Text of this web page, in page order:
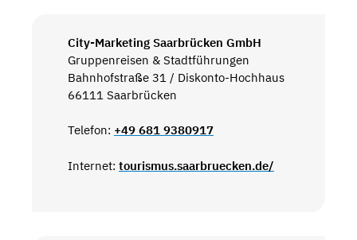
City-Marketing Saarbrücken GmbH
Gruppenreisen & Stadtführungen
Bahnhofstraße 31 / Diskonto-Hochhaus
66111 Saarbrücken
Telefon: +49 681 9380917
Internet: tourismus.saarbruecken.de/